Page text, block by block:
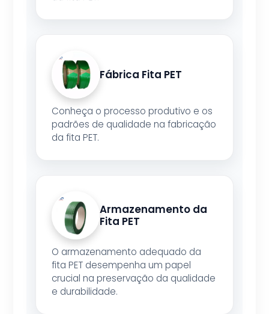
Fábrica Fita PET
Conheça o processo produtivo e os
padrões de qualidade na fabricação
da fita PET.
Armazenamento da
Fita PET
O armazenamento adequado da
fita PET desempenha um papel
crucial na preservação da qualidade
e durabilidade.